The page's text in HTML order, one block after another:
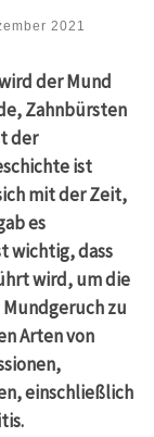
2021
der Mund
Zahnbürsten
der
ist
mit der Zeit,
es
wichtig, dass
wird, um die
zu
Arten von
einschließlich